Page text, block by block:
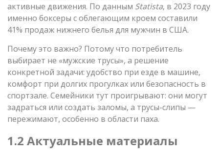
активные движения. По данным Statista, в 2023 году
именно боксеры с облегающим кроем составили
41% продаж нижнего белья для мужчин в США.
Почему это важно? Потому что потребитель
выбирает не «мужские трусы», а решение
конкретной задачи: удобство при езде в машине,
комфорт при долгих прогулках или безопасность в
спортзале. Семейники тут проигрывают: они могут
задраться или создать заломы, а трусы-слипы —
пережимают, особенно в области паха.
1.2 Актуальные материалы